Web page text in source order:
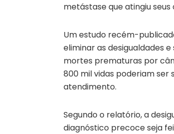
metástase que atingiu
Um estudo recém-
eliminar as desigualdades
mortes prematuras por
800 mil vidas poderiam ser
atendimento.
Segundo o relatório, a
diagnóstico precoce seja